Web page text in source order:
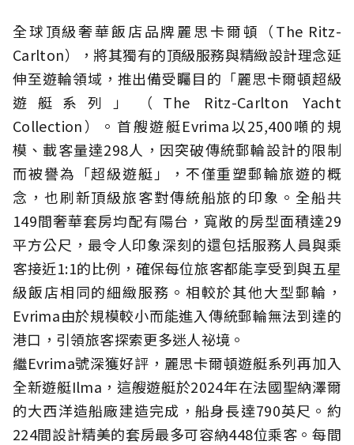
全球頂級奢華飯店品牌麗思卡爾頓（The Ritz-
Carlton），將其獨有的頂級服務與精緻設計理念延
伸至遊輪領域，推出備受矚目的「麗思卡爾頓超級
遊艇系列」（The Ritz-Carlton Yacht
Collection）。首艘遊艇Evrima以25,400噸的規
模、載客量達298人，因突破傳統郵輪設計的限制
而被譽為「超級遊艇」，不僅重塑郵輪旅遊的概
念，也刷新頂級旅客對傳統船旅的印象。全船共
149間奢華套房均配有陽台，寬敞的房型面積達29
平方公尺，最令人印象深刻的還包括服務人員與乘
客接近1:1的比例，確保每位旅客都能享受到與五星
級飯店相同的細緻服務。相較於其他大型郵輪，
Evrima由於規模較小而能進入傳統郵輪無法到達的
港口，引領旅客探索更多迷人祕境。
繼Evrima號深獲好評，麗思卡爾頓遊艇系列再加入
全新遊艇Ilma，這艘遊艇於2024年在法國聖納澤爾
的大西洋造船廠建造完成，船身長達790英尺。約
224間設計精美的套房最多可容納448位乘客。每間